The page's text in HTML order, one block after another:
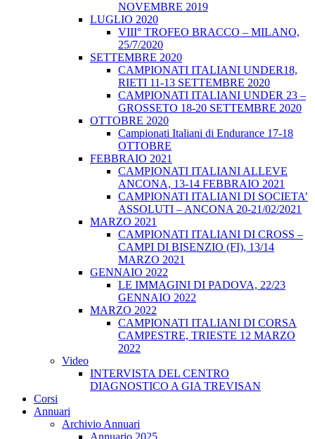
NOVEMBRE 2019
LUGLIO 2020
VIII° TROFEO BRACCO – MILANO,
25/7/2020
SETTEMBRE 2020
CAMPIONATI ITALIANI UNDER18,
RIETI 11-13 SETTEMBRE 2020
CAMPIONATI ITALIANI UNDER 23 –
GROSSETO 18-20 SETTEMBRE 2020
OTTOBRE 2020
Campionati Italiani di Endurance 17-18
OTTOBRE
FEBBRAIO 2021
CAMPIONATI ITALIANI ALLEVE
ANCONA, 13-14 FEBBRAIO 2021
CAMPIONATI ITALIANI DI SOCIETA’
ASSOLUTI – ANCONA 20-21/02/2021
MARZO 2021
CAMPIONATI ITALIANI DI CROSS –
CAMPI DI BISENZIO (FI), 13/14
MARZO 2021
GENNAIO 2022
LE IMMAGINI DI PADOVA, 22/23
GENNAIO 2022
MARZO 2022
CAMPIONATI ITALIANI DI CORSA
CAMPESTRE, TRIESTE 12 MARZO
2022
Video
INTERVISTA DEL CENTRO
DIAGNOSTICO A GIA TREVISAN
Corsi
Annuari
Archivio Annuari
Annuario 2025